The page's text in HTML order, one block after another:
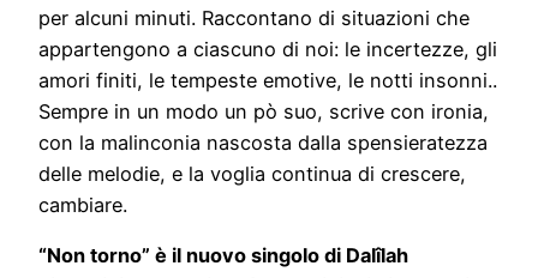
per alcuni minuti. Raccontano di situazioni che
appartengono a ciascuno di noi: le incertezze, gli
amori finiti, le tempeste emotive, le notti insonni..
Sempre in un modo un pò suo, scrive con ironia,
con la malinconia nascosta dalla spensieratezza
delle melodie, e la voglia continua di crescere,
cambiare.
“Non torno” è il nuovo singolo di Dalîlah